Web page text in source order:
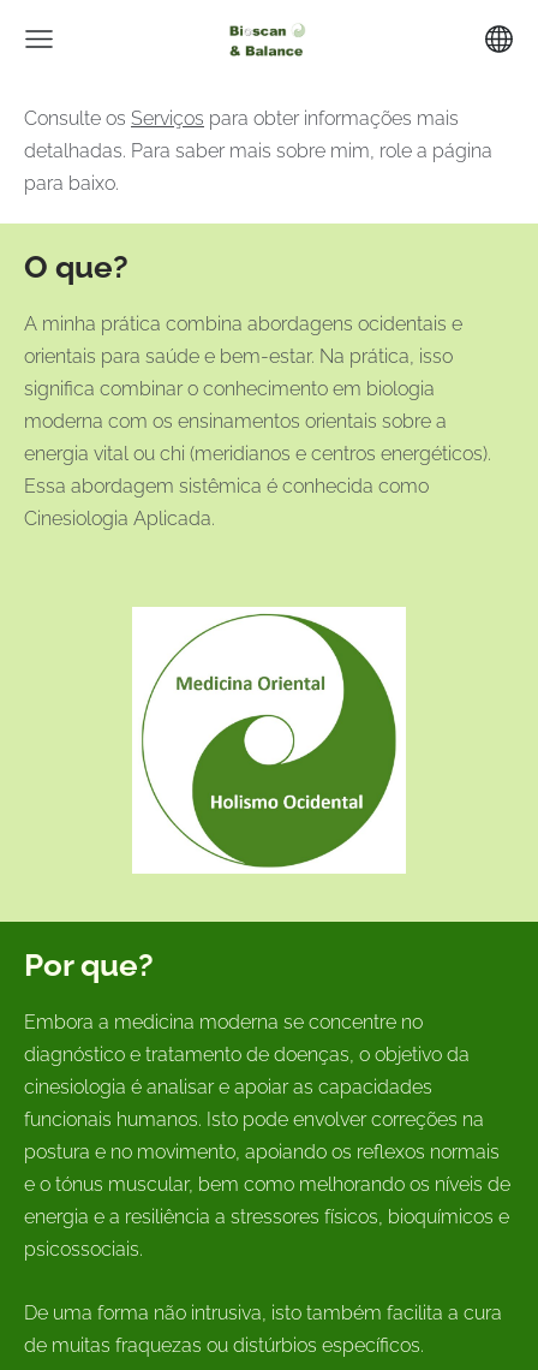
Consulte os Serviços para obter informações mais
detalhadas. Para saber mais sobre mim, role a página
para baixo.
O que?
A minha prática combina abordagens ocidentais e
orientais para saúde e bem-estar. Na prática, isso
significa combinar o conhecimento em biologia
moderna com os ensinamentos orientais sobre a
energia vital ou chi (meridianos e centros energéticos).
Essa abordagem sistêmica é conhecida como
Cinesiologia Aplicada.
Por que?
Embora a medicina moderna se concentre no
diagnóstico e tratamento de doenças, o objetivo da
cinesiologia é analisare apoiar as capacidades
funcionais humanos. Isto pode envolver correções na
postura e no movimento, apoiando os reflexos normais
e o tónus muscular, bem como melhorando os níveis de
energia e a resiliência a stressores físicos, bioquímicos e
psicossociais.
De uma forma não intrusiva, isto também facilita a cura
de muitas fraquezas ou distúrbios específicos.